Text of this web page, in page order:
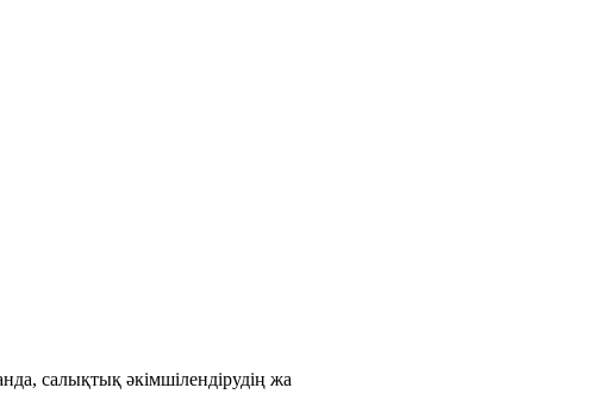
салықтық әкімшілендірудің жа